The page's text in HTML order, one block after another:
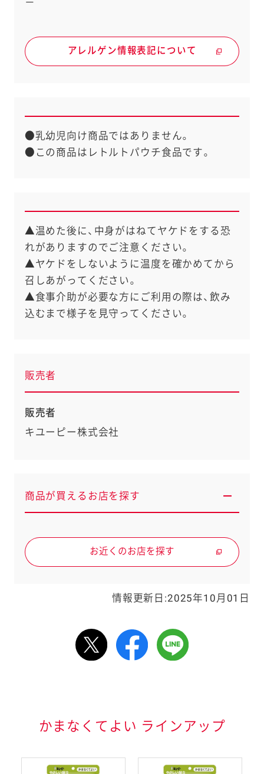
アレルゲン情報表記について
●乳幼児向け商品ではありません。
●この商品はレトルトパウチ食品です。
▲温めた後に、中身がはねてヤケドをする恐
れがありますのでご注意ください。
▲ヤケドをしないように温度を確かめてから
召しあがってください。
▲食事介助が必要な方にご利用の際は、飲み
込むまで様子を見守ってください。
販売者
販売者
キユーピー株式会社
商品が買えるお店を探す
お近くのお店を探す
情報更新日:2025年10月01日
かまなくてよい ラインアップ